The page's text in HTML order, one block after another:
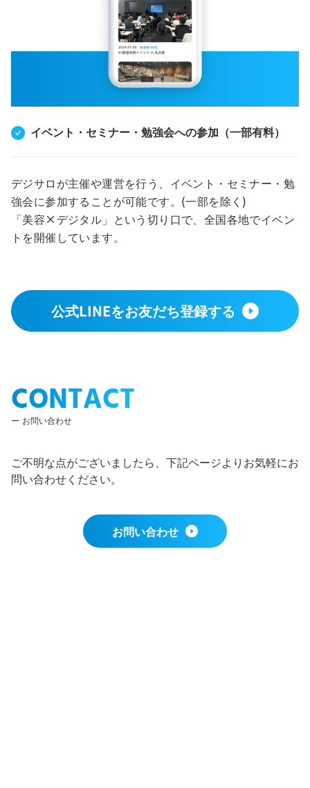
イベント・セミナー・勉強会への参加（一部有料）
デジサロが主催や運営を行う、イベント・セミナー・勉
強会に参加することが可能です。(一部を除く)
「美容×デジタル」という切り口で、全国各地でイベン
トを開催しています。
公式LINEをお友だち登録する
CONTACT
お問い合わせ
ご不明な点がございましたら、下記ページよりお気軽にお
問い合わせください。
お問い合わせ